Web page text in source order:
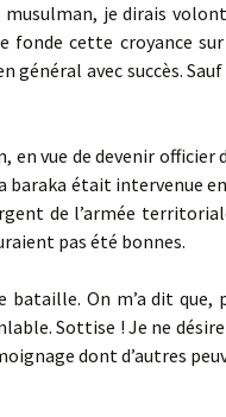
musulman, je dirais
fonde cette croyance sur
général avec succès.
en vue de devenir officier
baraka était intervenue
de l’armée
pas été bonnes.
bataille. On m’a dit que,
Sottise ! Je ne
dont d’autres